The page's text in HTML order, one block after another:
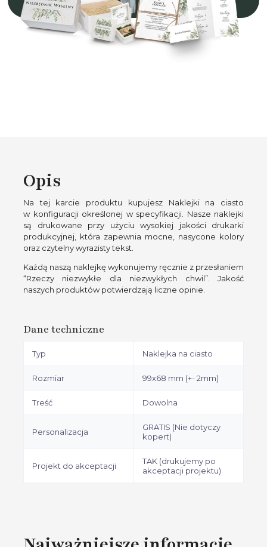
Opis
Na tej karcie produktu kupujesz Naklejki na ciasto
w konfiguracji określonej w specyfikacji. Nasze naklejki
są drukowane przy użyciu wysokiej jakości drukarki
produkcyjnej, która zapewnia mocne, nasycone kolory
oraz czytelny wyrazisty tekst.
Każdą naszą naklejkę wykonujemy ręcznie z przesłaniem
“Rzeczy niezwykłe dla niezwykłych chwil”. Jakość
naszych produktów potwierdzają liczne opinie.
Dane techniczne
Typ Naklejka na ciasto
Rozmiar 99x68 mm (+- 2mm)
Treść Dowolna
Personalizacja
GRATIS (Nie dotyczy
kopert)
Projekt do akceptacji
TAK (drukujemy po
akceptacji projektu)